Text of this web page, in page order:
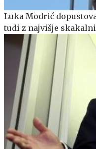
Luka Modrić
tudi z najvišje